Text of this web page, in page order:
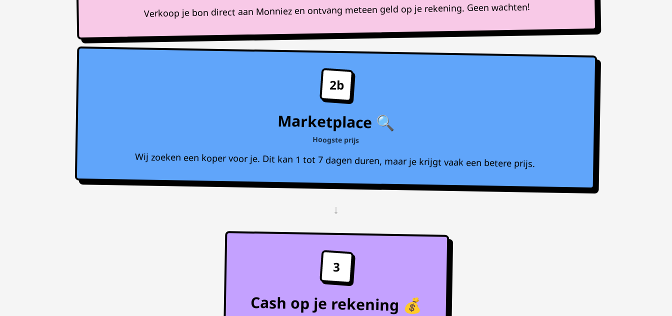
Verkoop je bon direct aan Monniez en ontvang meteen geld op je rekening. Geen wachten!
2b
Marketplace 🔍
Hoogste prijs
Wij zoeken een koper voor je. Dit kan 1 tot 7 dagen duren, maar je krijgt vaak een betere prijs.
↓
3
Cash op je rekening 💰